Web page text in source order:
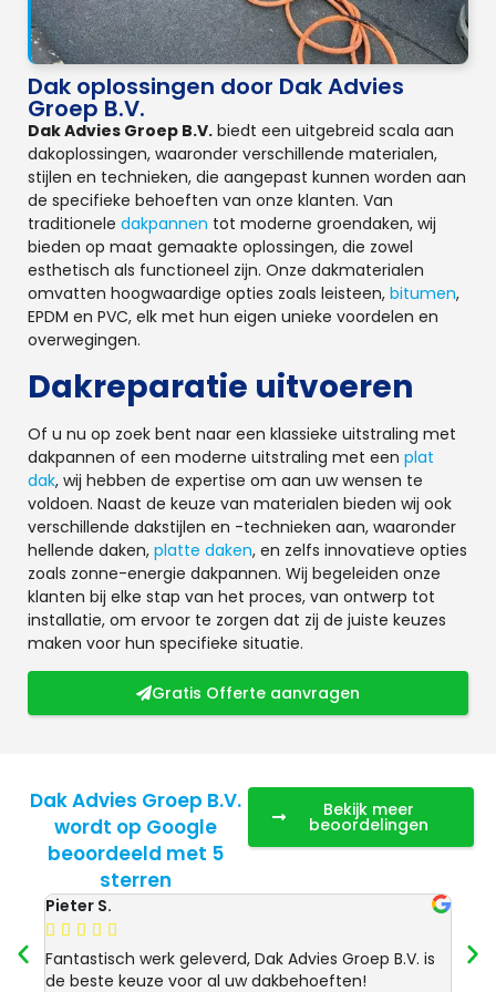
Dak oplossingen door Dak Advies
Groep B.V.
Dak Advies Groep B.V. biedt een uitgebreid scala aan
dakoplossingen, waaronder verschillende materialen,
stijlen en technieken, die aangepast kunnen worden aan
de specifieke behoeften van onze klanten. Van
traditionele dakpannen tot moderne groendaken, wij
bieden op maat gemaakte oplossingen, die zowel
esthetisch als functioneel zijn. Onze dakmaterialen
omvatten hoogwaardige opties zoals leisteen, bitumen,
EPDM en PVC, elk met hun eigen unieke voordelen en
overwegingen.
Dakreparatie uitvoeren
Of u nu op zoek bent naar een klassieke uitstraling met
dakpannen of een moderne uitstraling met een plat
dak, wij hebben de expertise om aan uw wensen te
voldoen. Naast de keuze van materialen bieden wij ook
verschillende dakstijlen en -technieken aan, waaronder
hellende daken, platte daken, en zelfs innovatieve opties
zoals zonne-energie dakpannen. Wij begeleiden onze
klanten bij elke stap van het proces, van ontwerp tot
installatie, om ervoor te zorgen dat zij de juiste keuzes
maken voor hun specifieke situatie.
Gratis Offerte aanvragen
Dak Advies Groep B.V.
wordt op Google
beoordeeld met 5
sterren
Bekijk meer
beoordelingen
Pieter S.
    
Fantastisch werk geleverd, Dak Advies Groep B.V. is
de beste keuze voor al uw dakbehoeften!